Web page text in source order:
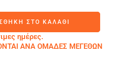
ΣΤΟ ΚΑΛΆΘΙ
ημέρες.
ΑΝΑ ΟΜΑΔΕΣ ΜΕΓΕΘΩΝ